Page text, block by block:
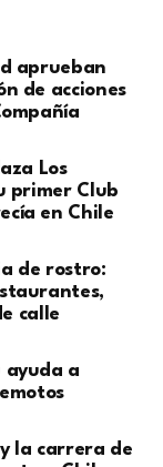
aprueban
de acciones
Los
primer Club
en Chile
de rostro:
calle
ayuda a
la carrera de